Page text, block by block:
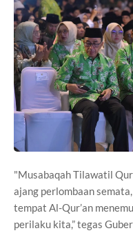
"Musabaqah Tilawatil
ajang perlombaan
tempat Al-Qur’an
perilaku kita,” tegas